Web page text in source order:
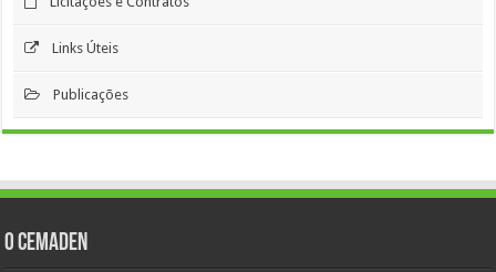
Links Úteis
Publicações
O Cemaden